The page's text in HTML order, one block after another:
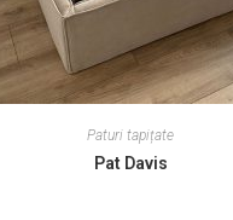
Paturi tapițate
Pat Davis